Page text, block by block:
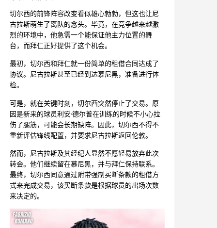
切尔西的前锋阵容改变看似雄心勃勃，但这也让尼
古拉斯萌生了离队的念头。毕竟，在竞争越来越激
烈的环境中，他急需一个能保证他主力位置的舞
台，而拜仁正好提供了这个机会。
最初，切尔西和拜仁就一份简单的租借合同达成了
协议。尼古拉斯甚至已经到达慕尼黑，准备进行体
检。
可是，就在关键时刻，切尔西突然停止了交易。原
因是新来的球员利安·德尔普在训练的时候不小心拉
伤了腿筋，可能会长期缺阵。因此，切尔西不得不
重新评估锋线配置，并要求尼古拉斯返回伦敦。
然而，尼古拉斯及其经纪人显然不愿轻易放弃此次
转会。他们继续留在慕尼黑，并与拜仁保持联系。
最终，切尔西同意通过附带强制买断条款的租借方
式来完成交易，该买断条款是根据球员的出场次数
来决定的。